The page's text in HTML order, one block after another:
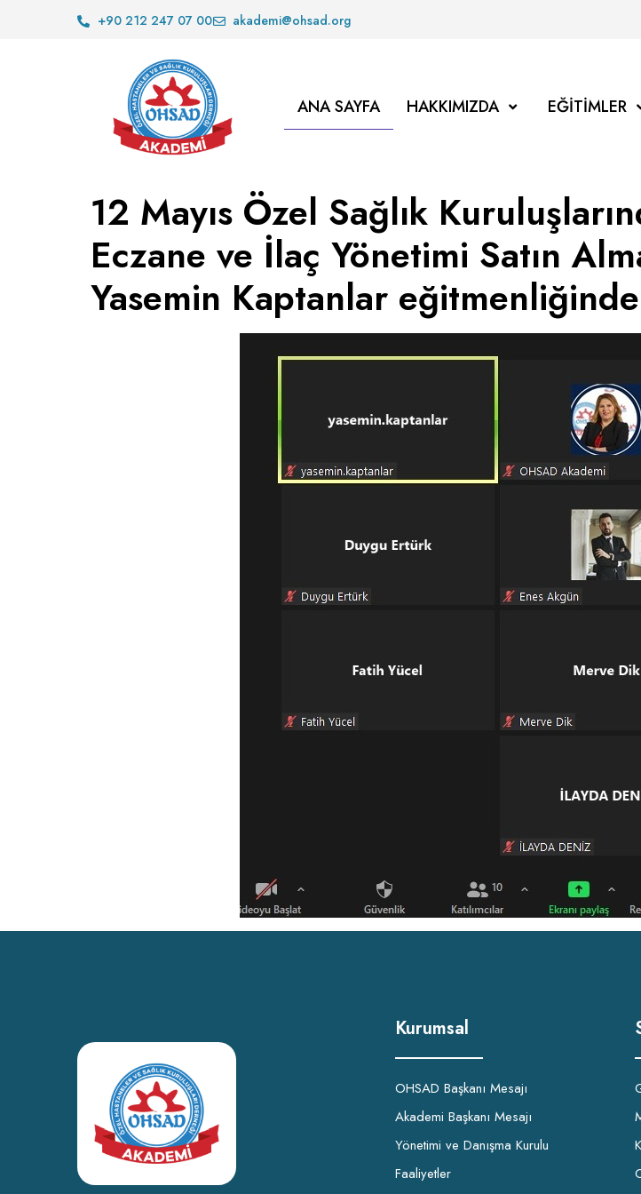
+90 212 247 07 00 akademi@ohsad.org
ANA SAYFA HAKKIMIZDA EĞITIMLER
12 Mayıs Özel Sağlık
Eczane ve İlaç Yönetimi Satın
Yasemin Kaptanlar
Kurumsal
OHSAD Başkanı Mesajı
Akademi Başkanı Mesajı
Yönetimi ve Danışma Kurulu
Faaliyetler